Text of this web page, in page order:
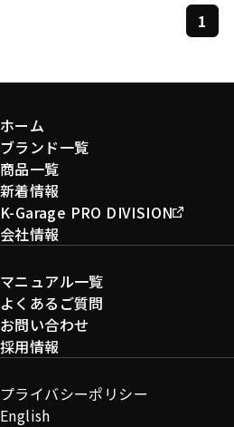
1
ホーム
ブランド一覧
商品一覧
新着情報
K-Garage PRO DIVISION
会社情報
マニュアル一覧
よくあるご質問
お問い合わせ
採用情報
プライバシーポリシー
English